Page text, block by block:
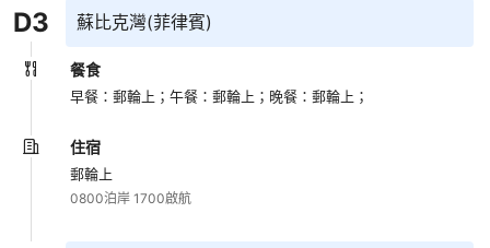
D3 蘇比克灣(菲律賓)
餐食
早餐：郵輪上；午餐：郵輪上； 晚餐：郵輪上；
住宿
郵輪上
0800泊岸 1700啟航